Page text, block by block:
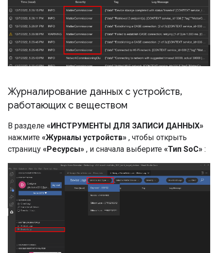
Журналирование данных с устройств,
работающих с веществом
В разделе «ИНСТРУМЕНТЫ ДЛЯ ЗАПИСИ ДАННЫХ»
нажмите «Журналы устройств» , чтобы открыть
страницу «Ресурсы» , и сначала выберите «Тип SoC» :